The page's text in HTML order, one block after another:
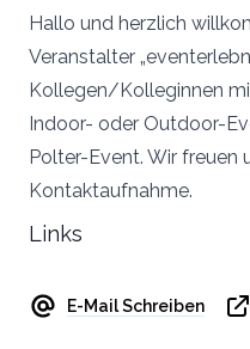
Hallo und herzlich
Veranstalter
Kollegen/Kolleginnen
Indoor- oder Outdoor-
Polter-Event. Wir freuen
Kontaktaufnahme.
Links
E-Mail Schreiben